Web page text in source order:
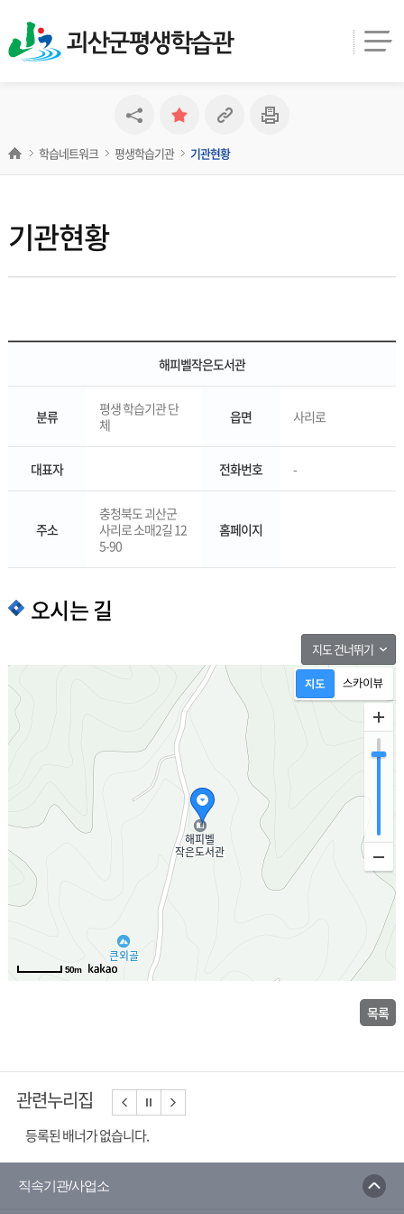
괴산군평생학습관
기관현황
학습네트워크 평생학습기관 기관현황
해피벨작은도서관
분류
평생 학습기관 단
체
읍면 사리로
대표자 전화번호 -
주소
충청북도 괴산군
사리로 소매2길 12
5-90
홈페이지
오시는 길
지도 건너뛰기
50m
목록
관련누리집
등록된 배너가 없습니다.
직속기관/사업소